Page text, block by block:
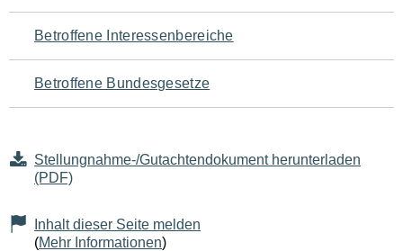
für
den
Seiteninhalt
Betroffene Interessenbereiche
Betroffene Bundesgesetze
Stellungnahme-/Gutachtendokument herunterladen
(PDF)
Inhalt dieser Seite melden
(Mehr Informationen)